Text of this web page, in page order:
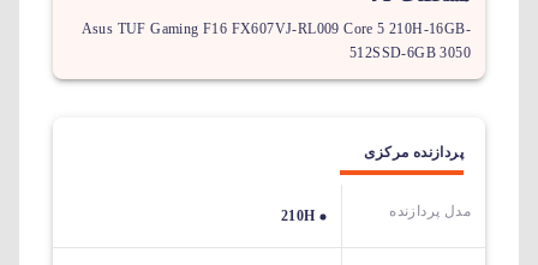
Asus TUF Gaming F16 FX607VJ-RL009 Core 5 210H-16GB-
512SSD-6GB 3050
پردازنده مرکزی
مدل پردازنده 210H